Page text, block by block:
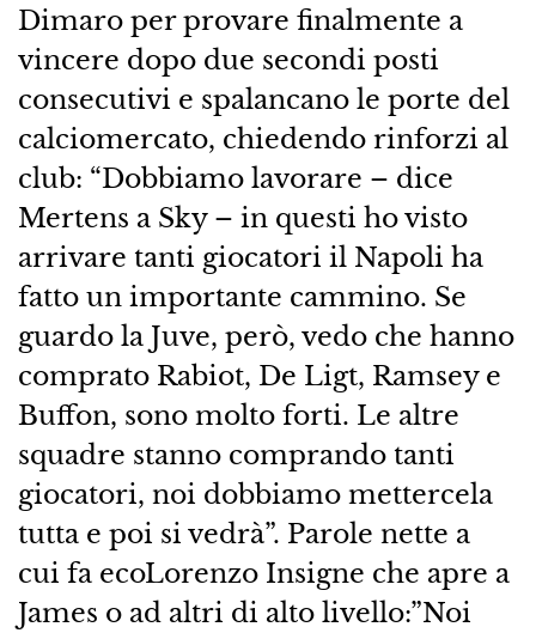
Dimaro per provare finalmente a
vincere dopo due secondi posti
consecutivi e spalancano le porte del
calciomercato, chiedendo rinforzi al
club: “Dobbiamo lavorare – dice
Mertens a Sky – in questi ho visto
arrivare tanti giocatori il Napoli ha
fatto un importante cammino. Se
guardo la Juve, però, vedo che hanno
comprato Rabiot, De Ligt, Ramsey e
Buffon, sono molto forti. Le altre
squadre stanno comprando tanti
giocatori, noi dobbiamo mettercela
tutta e poi si vedrà”. Parole nette a
cui fa ecoLorenzo Insigne che apre a
James o ad altri di alto livello:”Noi